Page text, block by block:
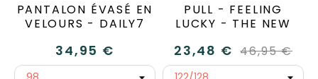
PANTALON ÉVASÉ EN
VELOURS - DAILY7
34,95 €
PULL - FEELING
LUCKY - THE NEW
23,48 € 46,95 €